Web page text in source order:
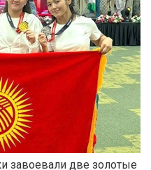
завоевали две золотые